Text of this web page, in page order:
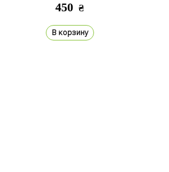
450 ₴
В корзину